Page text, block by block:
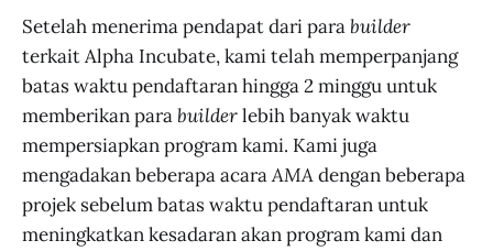
Setelah menerima pendapat dari parabuilder
terkait Alpha Incubate, kami telah memperpanjang
batas waktu pendaftaran hingga 2 minggu untuk
memberikan parabuilderlebih banyak waktu
mempersiapkan program kami. Kami juga
mengadakan beberapa acaraAMAdengan beberapa
projek sebelum batas waktu pendaftaran untuk
meningkatkan kesadaran akan program kami dan